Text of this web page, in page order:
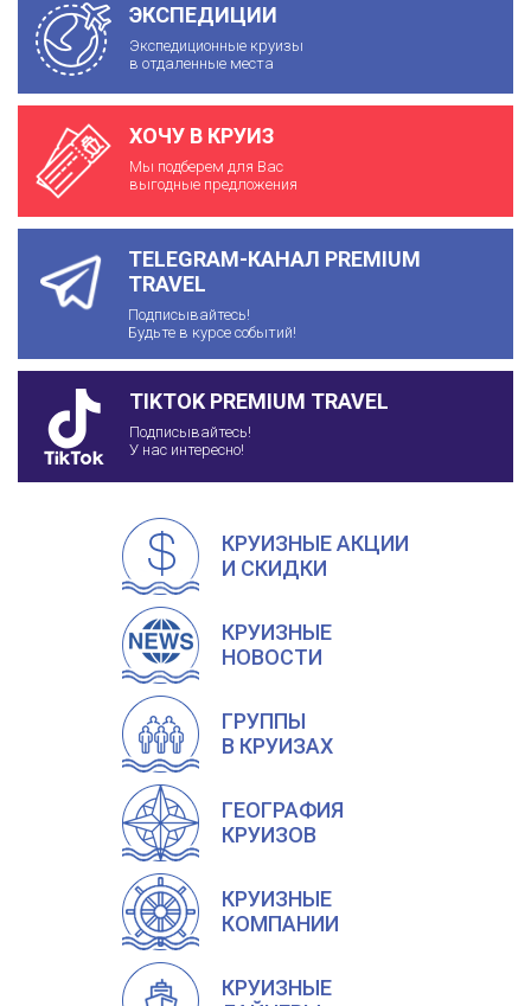
ЭКСПЕДИЦИИ
Экспедиционные круизы
в отдаленные места
ХОЧУ В КРУИЗ
Мы подберем для Вас
выгодные предложения
TELEGRAM-КАНАЛ PREMIUM
TRAVEL
Подписывайтесь!
Будьте в курсе событий!
TIKTOK PREMIUM TRAVEL
Подписывайтесь!
У нас интересно!
КРУИЗНЫЕ АКЦИИ
И СКИДКИ
КРУИЗНЫЕ
НОВОСТИ
ГРУППЫ
В КРУИЗАХ
ГЕОГРАФИЯ
КРУИЗОВ
КРУИЗНЫЕ
КОМПАНИИ
КРУИЗНЫЕ